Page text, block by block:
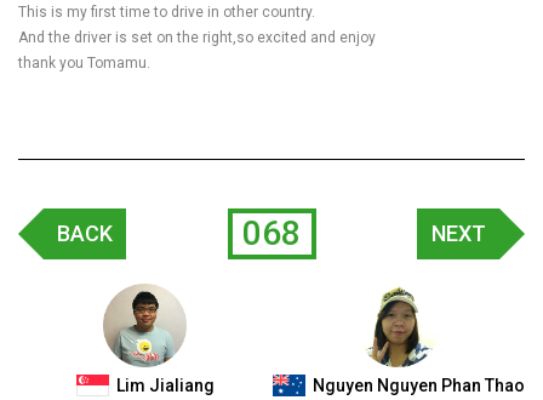
This is my first time to drive in other country.
And the driver is set on the right,so excited and enjoy
thank you Tomamu.
BACK
Lim Jialiang
068 NEXT
Nguyen Nguyen Phan Thao